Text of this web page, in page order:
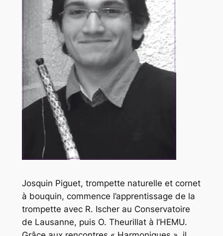
Josquin Piguet, trompette naturelle et cornet
à bouquin, commence l’apprentissage de la
trompette avec R. Ischer au Conservatoire
de Lausanne, puis O. Theurillat à l’HEMU.